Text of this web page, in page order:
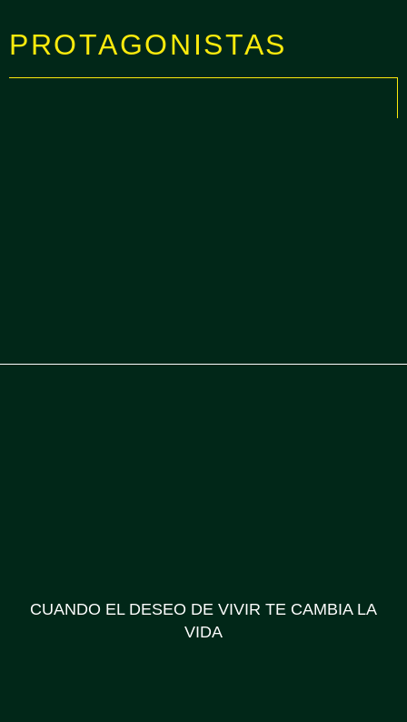
PROTAGONISTAS
CUANDO EL DESEO DE VIVIR TE CAMBIA LA
VIDA